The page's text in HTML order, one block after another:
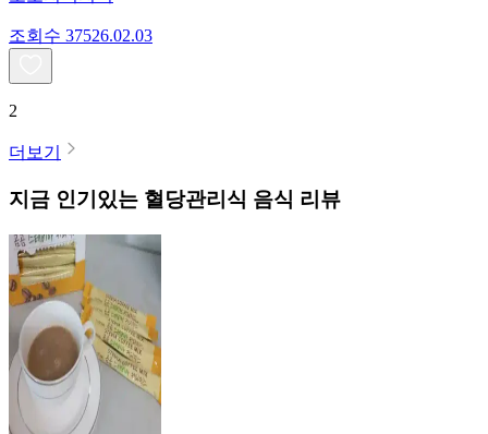
조회수 37526.02.03
2
더보기
지금 인기있는 혈당관리식 음식 리뷰